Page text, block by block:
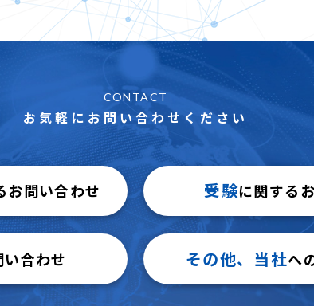
CONTACT
お気軽にお問い合わせください
お問い合わせ 受験に関する
合わせ その他、当社へ